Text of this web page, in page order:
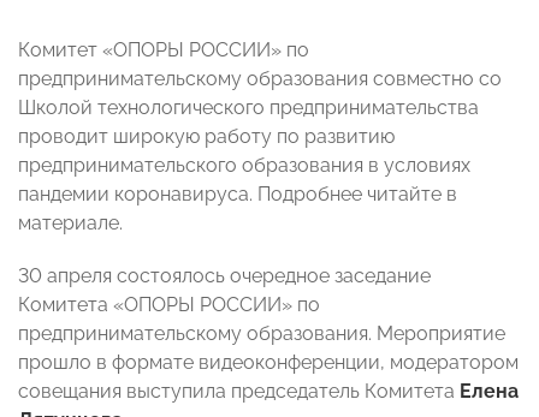
Комитет «ОПОРЫ РОССИИ» по
предпринимательскому образования совместно со
Школой технологического предпринимательства
проводит широкую работу по развитию
предпринимательского образования в условиях
пандемии коронавируса. Подробнее читайте в
материале.
30 апреля состоялось очередное заседание
Комитета «ОПОРЫ РОССИИ» по
предпринимательскому образования. Мероприятие
прошло в формате видеоконференции, модератором
совещания выступила председатель Комитета Елена